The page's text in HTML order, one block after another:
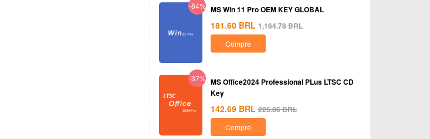
-84% MS Win 11 Pro OEM KEY GLOBAL
181.60 BRL 1,164.78BRL
Compre
-37% MS Office2024 Professional PLus LTSC CD
Key
142.69 BRL 225.86BRL
Compre